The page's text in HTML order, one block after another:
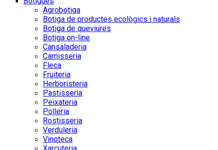
Agrobotiga
Botiga de productes ecològics i naturals
Botiga de queviures
Botiga on-line
Cansaladeria
Carnisseria
Fleca
Fruiteria
Herboristeria
Pastisseria
Peixateria
Polleria
Rostisseria
Verduleria
Vinoteca